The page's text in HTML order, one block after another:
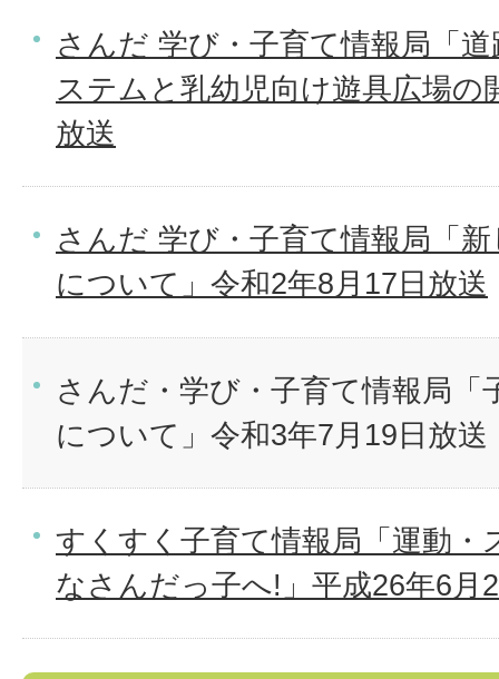
さんだ 学び・子育て情報局「
ステムと乳幼児向け遊具広場の
放送
さんだ 学び・子育て情報局「
について」令和2年8月17日放送
さんだ・学び・子育て情報局「
について」令和3年7月19日放送
すくすく子育て情報局「運動・
なさんだっ子へ!」平成26年6月